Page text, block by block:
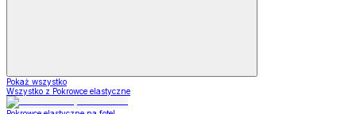
Pokaż wszystko
Wszystko z Pokrowce elastyczne